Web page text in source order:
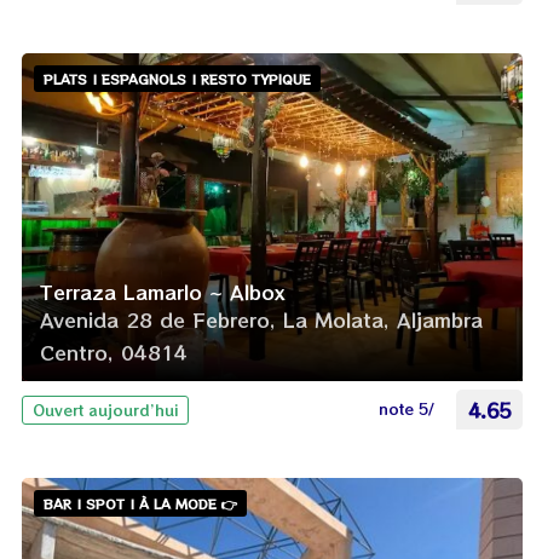
PLATS | ESPAGNOLS | RESTO TYPIQUE
Terraza Lamarlo ~ Albox
Avenida 28 de Febrero, La Molata, Aljambra
Centro, 04814
Ouvert aujourd’hui note 5/ 4.65
BAR | SPOT | À LA MODE 👉